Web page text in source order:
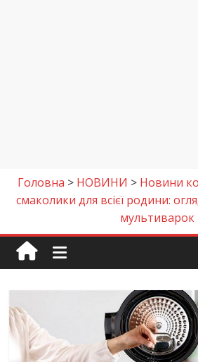
Головна > НОВИНИ > Новини
смаколики для всієї родини:
мультиварок